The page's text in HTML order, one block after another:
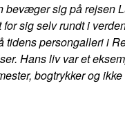
sig på rejsen
sig selv rundt i
persongalleri i
Hans liv var et
bogtrykker og